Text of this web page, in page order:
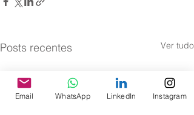
Posts recentes Ver tudo
Email WhatsApp LinkedIn Instagram